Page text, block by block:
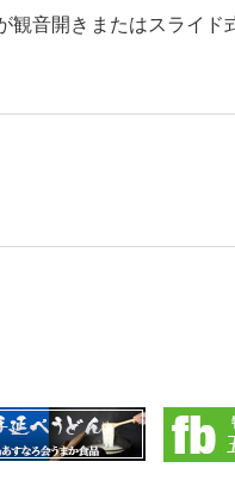
観音開きまたはスライド